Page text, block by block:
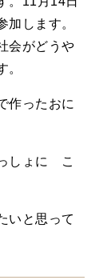
します。
会がどうや
。
作ったおに
しょに こ
いと思って